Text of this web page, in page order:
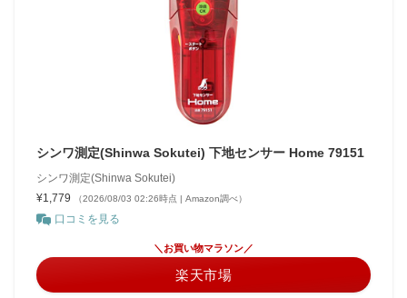
シンワ測定(Shinwa Sokutei) 下地センサー Home 79151
シンワ測定(Shinwa Sokutei)
¥1,779
（2026/08/03 02:26時点 | Amazon調べ）
口コミを見る
＼お買い物マラソン／
楽天市場